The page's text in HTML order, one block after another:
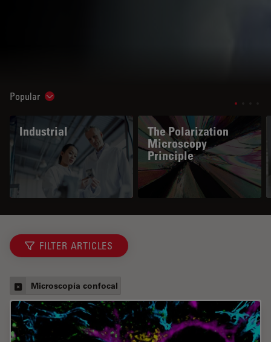
Popular Show subnavigation
Industrial
The Polarization
Microscopy
Principle
FILTER ARTICLES
Microscopía confocal